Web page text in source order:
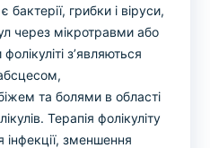
грибки і віруси,
через мікротравми або
з’являються
та болями в області
Терапія фолікуліту
зменшення
вживає всіх заходів для
на сайті прайс-
можливих непорозумінь,
вартість та терміни
телефонами, вказаними на